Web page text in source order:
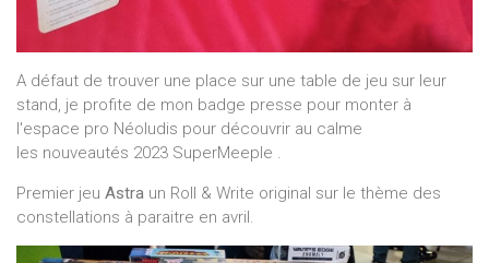
A défaut de trouver une place sur une table de jeu sur leur
stand, je profite de mon badge presse pour monter à
l'espace pro Néoludis pour découvrir au calme
les nouveautés 2023 SuperMeeple .
Premier jeu Astra un Roll & Write original sur le thème des
constellations à paraitre en avril.